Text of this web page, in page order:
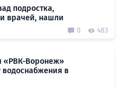
подростка,
врачей, нашли
0 483
«РВК-Воронеж»
водоснабжения в